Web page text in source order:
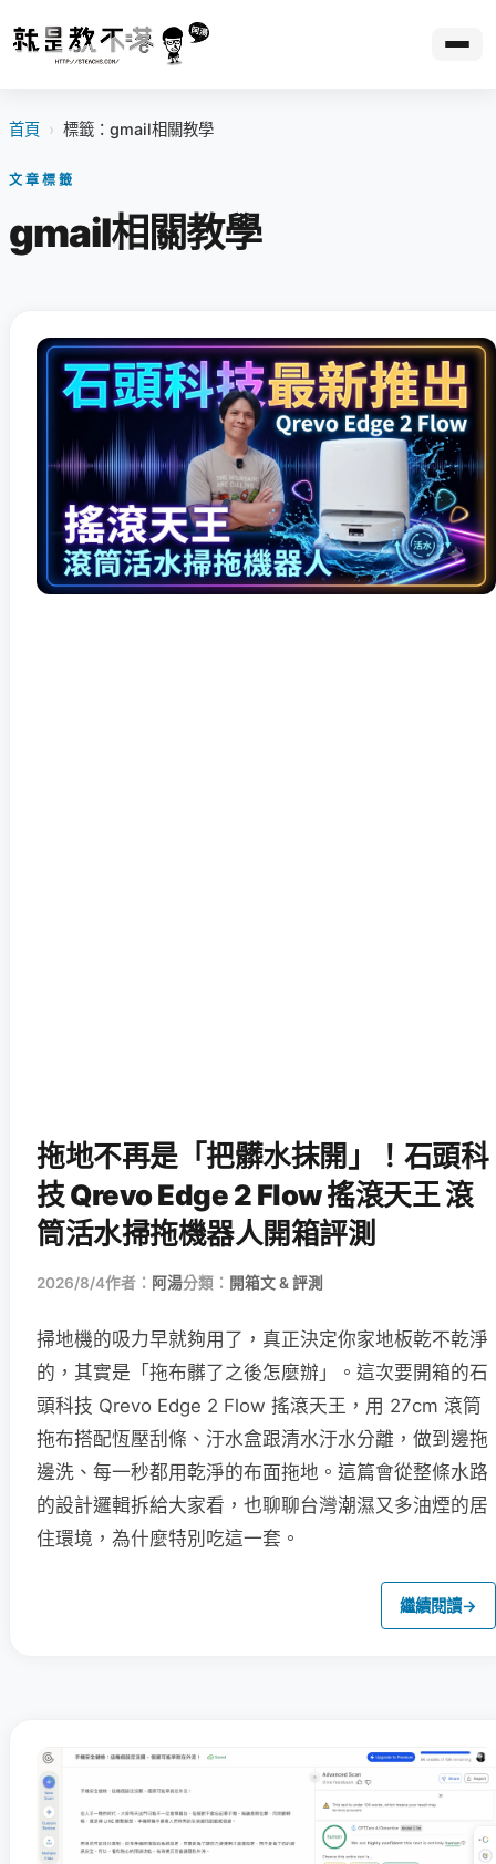
首頁 › 標籤：gmail相關教學
文章標籤
gmail相關教學
拖地不再是「把髒水抹開」！石頭科
技 Qrevo Edge 2 Flow 搖滾天王 滾
筒活水掃拖機器人開箱評測
2026/8/4作者： 阿湯分類： 開箱文 & 評測
掃地機的吸力早就夠用了，真正決定你家地板乾不乾淨
的，其實是「拖布髒了之後怎麼辦」。這次要開箱的石
頭科技 Qrevo Edge 2 Flow 搖滾天王，用 27cm 滾筒
拖布搭配恆壓刮條、汙水盒跟清水汙水分離，做到邊拖
邊洗、每一秒都用乾淨的布面拖地。這篇會從整條水路
的設計邏輯拆給大家看，也聊聊台灣潮濕又多油煙的居
住環境，為什麼特別吃這一套。
繼續閱讀→